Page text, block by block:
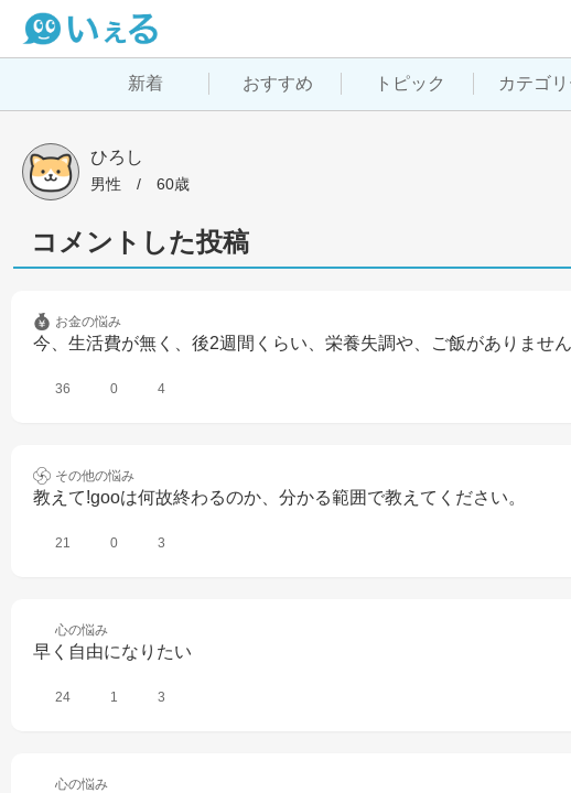
新着 おすすめ トピック カテゴ
ひろし
男性 / 60歳
コメントした投稿
お金の悩み
今、生活費が無く、後2週間くらい、栄養失調や、ご飯がありませ
36 0 4
その他の悩み
教えて!gooは何故終わるのか、分かる範囲で教えてください。
21 0 3
心の悩み
早く自由になりたい
24 1 3
心の悩み